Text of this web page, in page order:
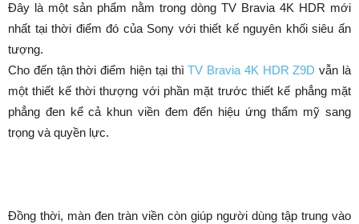
Đây là một sản phẩm nằm trong dòng TV Bravia 4K HDR mới
nhất tại thời điểm đó của Sony với thiết kế nguyên khối siêu ấn
tượng.
Cho đến tận thời điểm hiện tại thìTV Bravia 4K HDR Z9D vẫn là
một thiết kế thời thượng với phần mặt trước thiết kế phẳng mặt
phẳng đen kể cả khun viền đem đến hiệu ứng thẩm mỹ sang
trọng và quyền lực.
Đồng thời, màn đen tràn viền còn giúp người dùng tập trung vào